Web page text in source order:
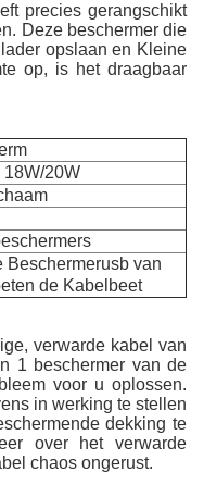
precies gerangschikt
Deze beschermer die
opslaan en Kleine
op, is het draagbaar
18W/20W
Beschermerusb van
de Kabelbeet
verwarde kabel van
1 beschermer van de
voor u oplossen.
in werking te stellen
dekking te
over het verwarde
chaos ongerust.